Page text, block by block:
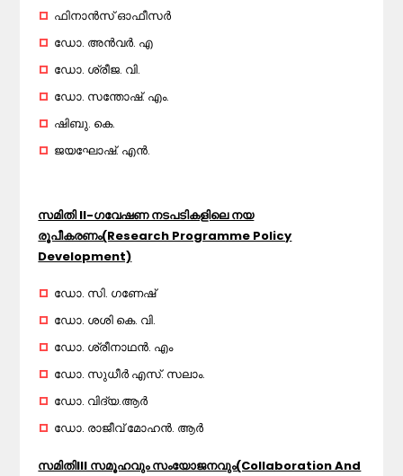
ഫിനാൻസ് ഓഫീസർ
ഡോ. അൻവർ. എ
ഡോ. ശ്രീജ. വി.
ഡോ. സന്തോഷ്. എം.
ഷിബു. കെ.
ജയഘോഷ്‌. എൻ.
സമിതി II-ഗവേഷണ നടപടികളിലെ നയ
രൂപീകരണം(Research Programme Policy
Development)
ഡോ. സി. ഗണേഷ്
ഡോ. ശശി കെ. വി.
ഡോ. ശ്രീനാഥൻ. എം
ഡോ. സുധീർ എസ്. സലാം.
ഡോ. വിദ്യ.ആർ
ഡോ. രാജീവ് മോഹൻ. ആർ
സമിതിIII സമൂഹവും സംയോജനവും(Collaboration And